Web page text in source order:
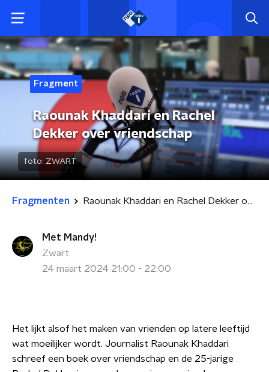
Fragment
Raounak Khaddari en Rachel
Dekker over vriendschap
foto: ZWART
Fragmenten Raounak Khaddari en Rachel Dekker over vriendschap
Met Mandy!
Zwart
24 maart 2024 21:00 - 22:00
Het lijkt alsof het maken van vrienden op latere leeftijd
wat moeilijker wordt. Journalist Raounak Khaddari
schreef een boek over vriendschap en de 25-jarige